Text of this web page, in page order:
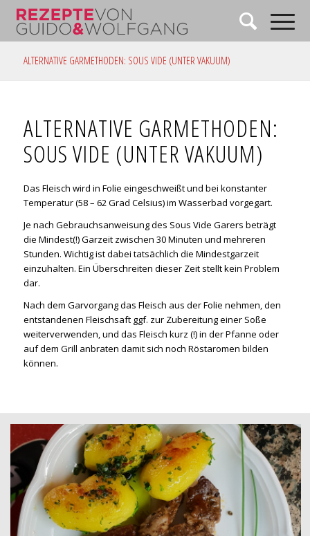
ALTERNATIVE GARMETHODEN: SOUS VIDE (UNTER VAKUUM)
ALTERNATIVE GARMETHODEN:
SOUS VIDE (UNTER VAKUUM)
Das Fleisch wird in Folie eingeschweißt und bei konstanter
Temperatur (58 – 62 Grad Celsius) im Wasserbad vorgegart.
Je nach Gebrauchsanweisung des Sous Vide Garers beträgt
die Mindest(!) Garzeit zwischen 30 Minuten und mehreren
Stunden. Wichtig ist dabei tatsächlich die Mindestgarzeit
einzuhalten. Ein Überschreiten dieser Zeit stellt kein Problem
dar.
Nach dem Garvorgang das Fleisch aus der Folie nehmen, den
entstandenen Fleischsaft ggf. zur Zubereitung einer Soße
weiterverwenden, und das Fleisch kurz (!) in der Pfanne oder
auf dem Grill anbraten damit sich noch Röstaromen bilden
können.